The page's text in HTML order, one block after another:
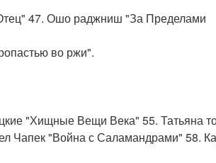
47. Ошо раджниш "За Пределами
во ржи".
"Хищные Вещи Века" 55. Татьяна
Чапек "Война с Саламандрами" 58.